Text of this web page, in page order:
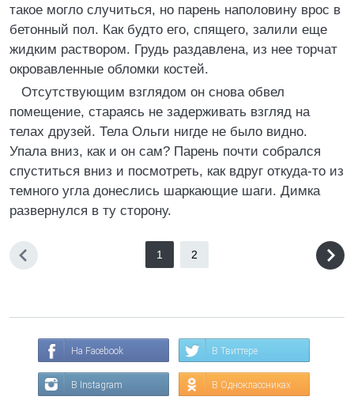
такое могло случиться, но парень наполовину врос в
бетонный пол. Как будто его, спящего, залили еще
жидким раствором. Грудь раздавлена, из нее торчат
окровавленные обломки костей.
Отсутствующим взглядом он снова обвел
помещение, стараясь не задерживать взгляд на
телах друзей. Тела Ольги нигде не было видно.
Упала вниз, как и он сам? Парень почти собрался
спуститься вниз и посмотреть, как вдруг откуда-то из
темного угла донеслись шаркающие шаги. Димка
развернулся в ту сторону.
1 2
На Facebook В Твиттере
В Instagram В Одноклассниках